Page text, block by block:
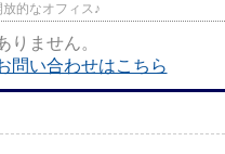
的なオフィス♪
りません。
問い合わせはこちら